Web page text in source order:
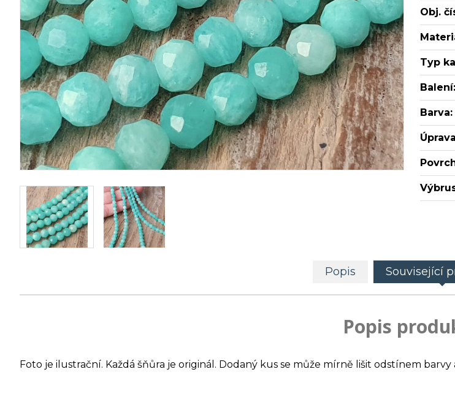
Obj.
Typ
Balení:
Barva:
Popis Související
Popis
Foto je ilustrační. Každá šňůra je originál. Dodaný kus se může mírně lišit odstínem